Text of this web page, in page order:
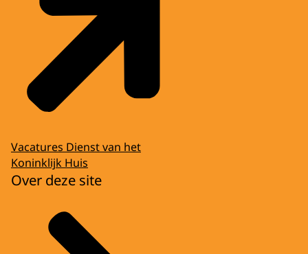
Vacatures Dienst van het
Koninklijk Huis
Over deze site